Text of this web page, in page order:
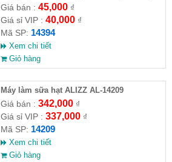
AL14394
Giá bán : 45,000₫
Giá sỉ VIP : 40,000₫
Mã SP: 14394
Xem chi tiết
Giỏ hàng
Máy làm sữa hạt ALIZZ AL-14209
Giá bán : 342,000₫
Giá sỉ VIP : 337,000₫
Mã SP: 14209
Xem chi tiết
Giỏ hàng